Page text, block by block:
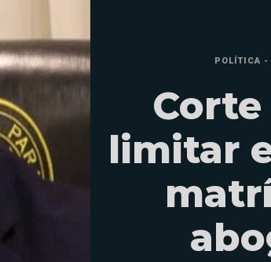
POLÍTICA -
limitar